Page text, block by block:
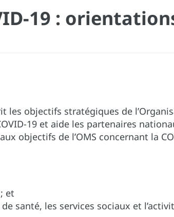
19 :
les objectifs stratégiques de
19 et aide les partenaires
objectifs de l’OMS concernant la
et
santé, les services sociaux et